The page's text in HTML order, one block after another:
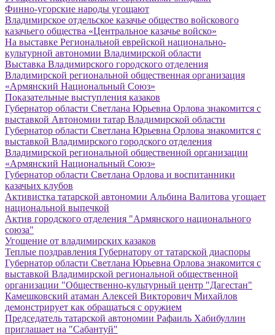
Финно-угорские народы угощают
Владимирское отдельское казачье общество войскового
казачьего общества «Центральное казачье войско»
На выставке Региональной еврейской национально-
культурной автономии Владимирской области
Выставка Владимирского городского отделения
Владимирской региональной общественная организация
«Армянский Национальный Союз»
Показательные выступления казаков
Губернатор области Светлана Юрьевна Орлова знакомится с
выставкой Автономии татар Владимирской области
Губернатор области Светлана Юрьевна Орлова знакомится с
выставкой Владимирского городского отделения
Владимирской региональной общественной организации
«Армянский Национальный Союз»
Губернатор области Светлана Орлова и воспитанники
казачьих клубов
Активистка татарской автономии Альбина Валитова угощает
национальной выпечкой
Актив городского отделения "Армянского национального
союза"
Угощение от владимирских казаков
Теплые поздравления Губернатору от татарской диаспоры
Губернатор области Светлана Юрьевна Орлова знакомится с
выставкой Владимирской региональной общественной
организации "Общественно-культурный центр "Дагестан"
Камешковский атаман Алексей Викторович Михайлов
демонстрирует как обращаться с оружием
Председатель татарской автономии Рафаиль Хабибуллин
приглашает на "Сабантуй"